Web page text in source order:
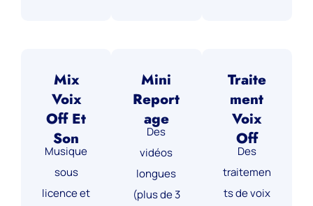
Mix
Voix
Off Et
Son
Musique
sous
licence et
Mini
Report
Age
Des
vidéos
longues
(plus de 3
Traite
Ment
Voix
Off
Des
traitemen
ts de voix